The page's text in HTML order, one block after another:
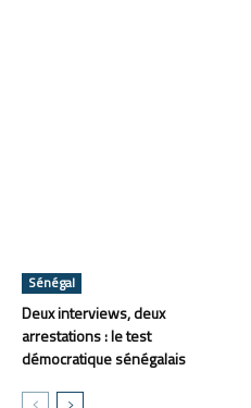
Sénégal
Deux interviews, deux
arrestations : le test
démocratique sénégalais